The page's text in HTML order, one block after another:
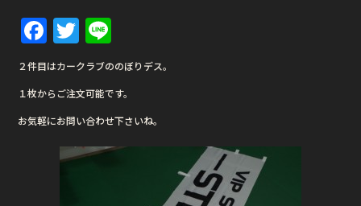
F
a
c
e
b
o
T
w
it
te
r
n
e
２件目はカークラブののぼりデス。
１枚からご注文可能です。
お気軽にお問い合わせ下さいね。